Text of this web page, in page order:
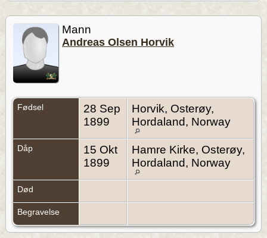
Mann
Andreas Olsen Horvik
Fødsel
28 Sep
1899
Horvik, Osterøy,
Hordaland, Norway
Dåp
15 Okt
1899
Hamre Kirke, Osterøy,
Hordaland, Norway
Død
Begravelse